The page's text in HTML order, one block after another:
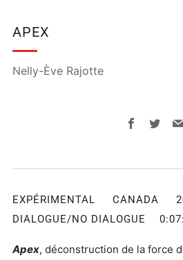
APEX
Nelly-Ève Rajotte
Facebook
EXPÉRIMENTAL CANADA
DIALOGUE/NO DIALOGUE
Apex, déconstruction de la force